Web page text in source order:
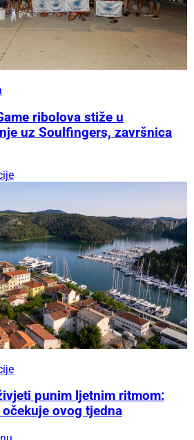
ribolova stiže u
uz Soulfingers, završnica
punim ljetnim ritmom:
ovog tjedna